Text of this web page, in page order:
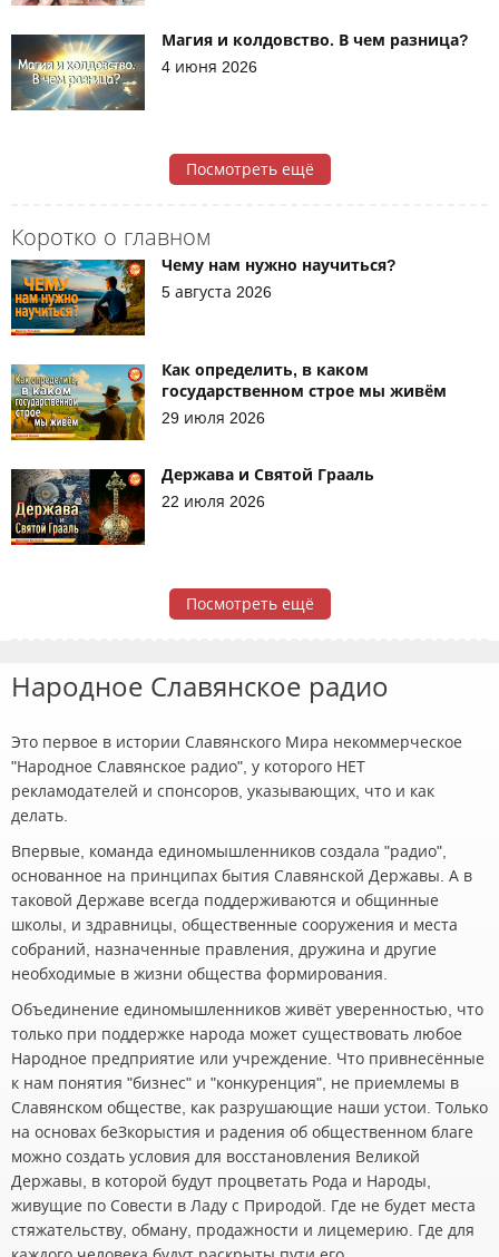
Коротко о главном
Чему нам нужно научиться?
5 августа 2026
Как определить, в каком
государственном строе мы живём
29 июля 2026
Держава и Святой Грааль
22 июля 2026
Посмотреть ещё
Магия и колдовство. В чем разница?
4 июня 2026
Посмотреть ещё
Народное Славянское радио
Это первое в истории Славянского Мира некоммерческое
"Народное Славянское радио", у которого НЕТ
рекламодателей и спонсоров, указывающих, что и как
делать.
Впервые, команда единомышленников создала "радио",
основанное на принципах бытия Славянской Державы. А в
таковой Державе всегда поддерживаются и общинные
школы, и здравницы, общественные сооружения и места
собраний, назначенные правления, дружина и другие
необходимые в жизни общества формирования.
Объединение единомышленников живёт уверенностью, что
только при поддержке народа может существовать любое
Народное предприятие или учреждение. Что привнесённые
к нам понятия "бизнес" и "конкуренция", не приемлемы в
Славянском обществе, как разрушающие наши устои. Только
на основах беЗкорыстия и радения об общественном благе
можно создать условия для восстановления Великой
Державы, в которой будут процветать Рода и Народы,
живущие по Совести в Ладу с Природой. Где не будет места
стяжательству, обману, продажности и лицемерию. Где для